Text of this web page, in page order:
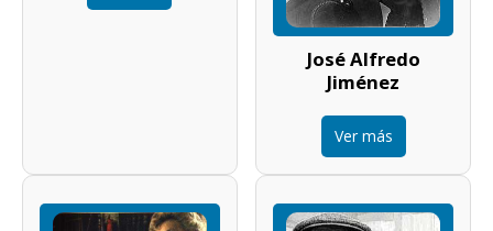
José Alfredo
Jiménez
Ver más